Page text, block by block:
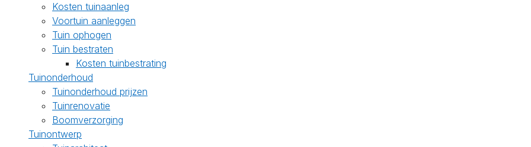
Kosten tuinaanleg
Voortuin aanleggen
Tuin ophogen
Tuin bestraten
Kosten tuinbestrating
Tuinonderhoud
Tuinonderhoud prijzen
Tuinrenovatie
Boomverzorging
Tuinontwerp